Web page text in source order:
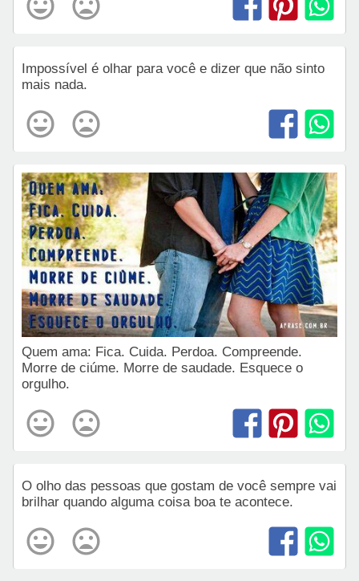
Impossível é olhar para você e dizer que não sinto
mais nada.
Quem ama: Fica. Cuida. Perdoa. Compreende.
Morre de ciúme. Morre de saudade. Esquece o
orgulho.
O olho das pessoas que gostam de você sempre vai
brilhar quando alguma coisa boa te acontece.